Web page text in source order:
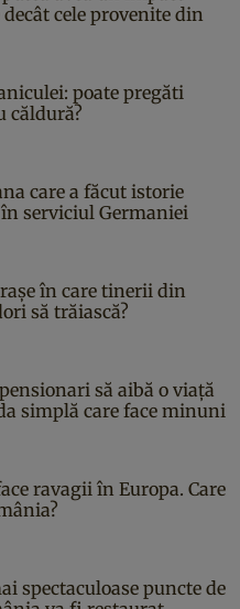
cele provenite din
poate pregăti
căldură?
care a făcut istorie
serviciul Germaniei
în care tinerii din
să trăiască?
să aibă o viață
simplă care face minuni
ravagii în Europa. Care
spectaculoase puncte de